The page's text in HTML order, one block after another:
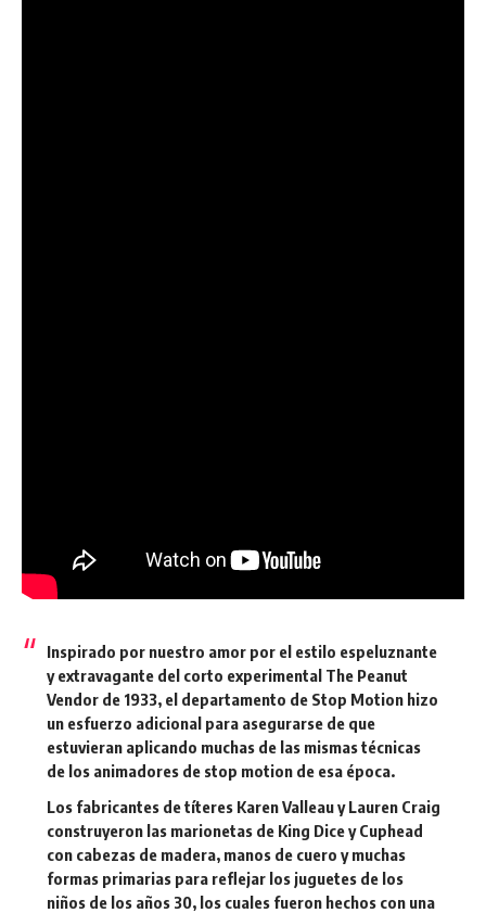
Inspirado por nuestro amor por el estilo espeluznante
y extravagante del corto experimental The Peanut
Vendor de 1933, el departamento de Stop Motion hizo
un esfuerzo adicional para asegurarse de que
estuvieran aplicando muchas de las mismas técnicas
de los animadores de stop motion de esa época.
Los fabricantes de títeres Karen Valleau y Lauren Craig
construyeron las marionetas de King Dice y Cuphead
con cabezas de madera, manos de cuero y muchas
formas primarias para reflejar los juguetes de los
niños de los años 30, los cuales fueron hechos con una